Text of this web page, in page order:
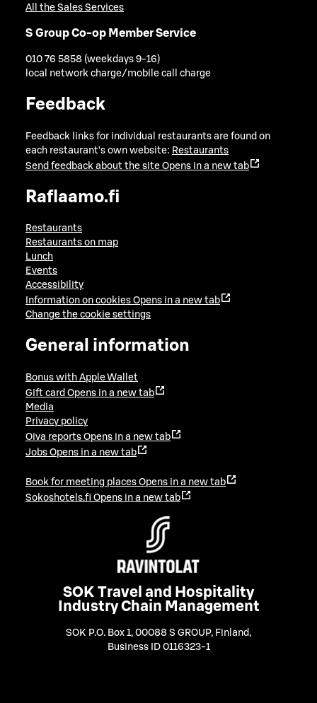
All the Sales Services
S Group Co-op Member Service
010 76 5858 (weekdays 9-16)
local network charge/mobile call charge
Feedback
Feedback links for individual restaurants are found on
each restaurant's own website: Restaurants
Send feedback about the site Opens in a new tab
Raflaamo.fi
Restaurants
Restaurants on map
Lunch
Events
Accessibility
Information on cookies Opens in a new tab
Change the cookie settings
General information
Bonus with Apple Wallet
Gift card Opens in a new tab
Media
Privacy policy
Oiva reports Opens in a new tab
Jobs Opens in a new tab
Book for meeting places Opens in a new tab
Sokoshotels.fi Opens in a new tab
SOK Travel and Hospitality
Industry Chain Management
SOK P.O. Box 1, 00088 S GROUP, Finland ,
Business ID 0116323-1